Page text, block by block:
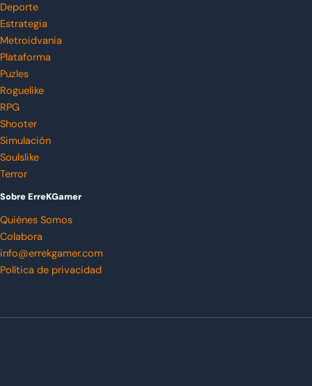
Deporte
Estrategia
Metroidvania
Plataforma
Puzles
Roguelike
RPG
Shooter
Simulación
Soulslike
Terror
Sobre ErreKGamer
Quiénes Somos
Colabora
info@errekgamer.com
Política de privacidad